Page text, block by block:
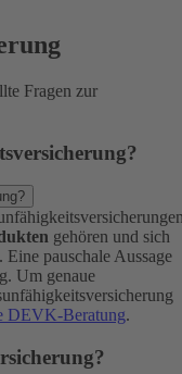
Fragen zur
gehören und sich
. Eine pauschale Aussage
Um genaue
DEVK-Beratung.